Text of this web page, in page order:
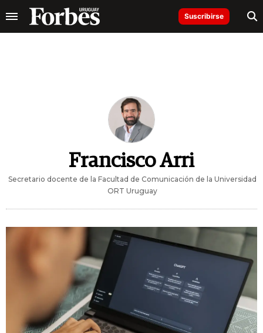
Suscribirse
Francisco Arri
Secretario docente de la Facultad de Comunicación de la Universidad
ORT Uruguay